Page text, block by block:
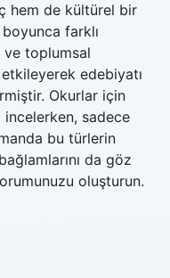
hem de kültürel bir
farklı
ve toplumsal
etkileyerek edebiyatı
Okurlar için
incelerken, sadece
bu türlerin
da göz
oluşturun.